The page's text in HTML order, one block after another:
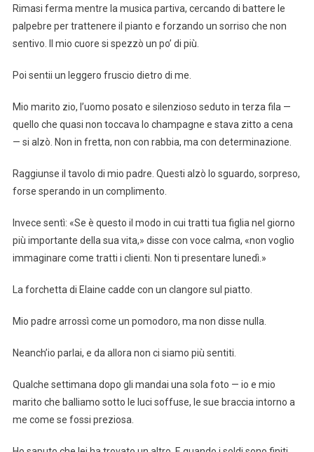
Rimasi ferma mentre la musica partiva, cercando di battere le
palpebre per trattenere il pianto e forzando un sorriso che non
sentivo. Il mio cuore si spezzò un po’ di più.
Poi sentii un leggero fruscio dietro di me.
Mio marito zio, l’uomo posato e silenzioso seduto in terza fila —
quello che quasi non toccava lo champagne e stava zitto a cena
— si alzò. Non in fretta, non con rabbia, ma con determinazione.
Raggiunse il tavolo di mio padre. Questi alzò lo sguardo, sorpreso,
forse sperando in un complimento.
Invece sentì: «Se è questo il modo in cui tratti tua figlia nel giorno
più importante della sua vita,» disse con voce calma, «non voglio
immaginare come tratti i clienti. Non ti presentare lunedì.»
La forchetta di Elaine cadde con un clangore sul piatto.
Mio padre arrossì come un pomodoro, ma non disse nulla.
Neanch’io parlai, e da allora non ci siamo più sentiti.
Qualche settimana dopo gli mandai una sola foto — io e mio
marito che balliamo sotto le luci soffuse, le sue braccia intorno a
me come se fossi preziosa.